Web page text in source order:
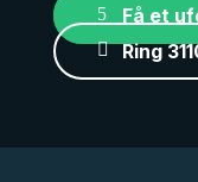
Få et
Ring